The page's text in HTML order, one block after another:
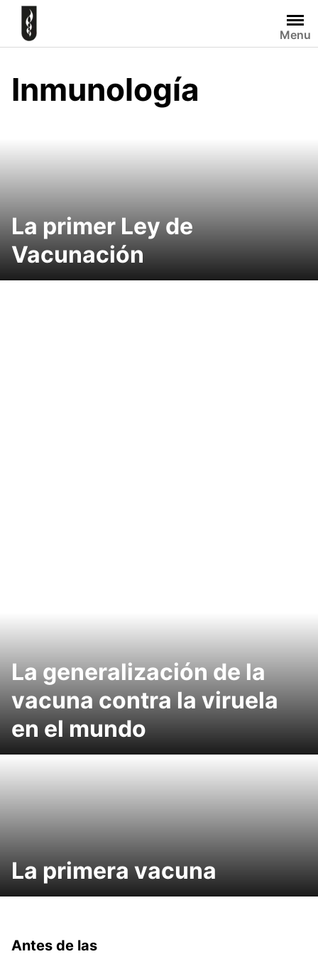
Skip
content
Menu
Inmunología
La primer Ley de
Vacunación
La generalización de la
vacuna contra la viruela
en el mundo
La primera vacuna
Antes de las